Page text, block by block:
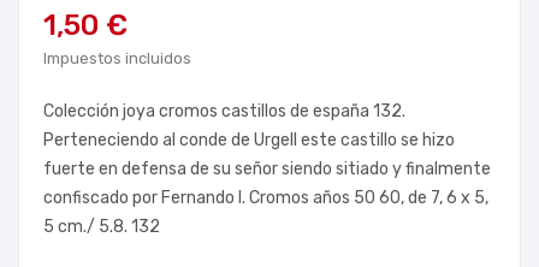
1,50 €
Impuestos incluidos
Colección joya cromos castillos de españa 132.
Perteneciendo al conde de Urgell este castillo se hizo
fuerte en defensa de su señor siendo sitiado y finalmente
confiscado por Fernando I. Cromos años 50 60, de 7, 6 x 5,
5 cm./ 5.8. 132